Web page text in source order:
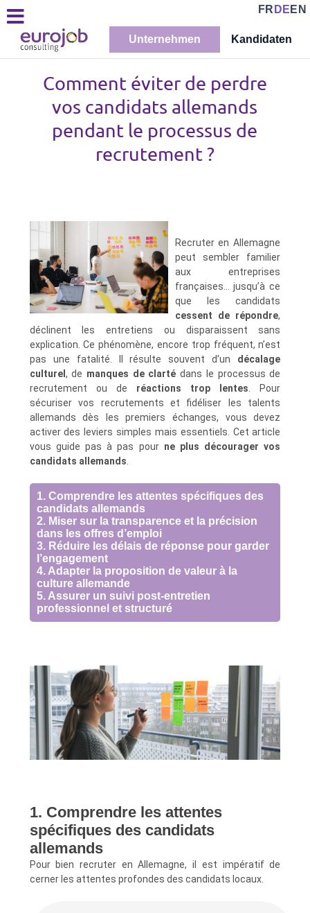
FR DE EN
Unternehmen Kandidaten
Comment éviter de perdre
vos candidats allemands
pendant le processus de
recrutement ?
Recruter en Allemagne
peut sembler familier
aux entreprises
françaises... jusqu’à ce
que les candidats
cessent de répondre,
déclinent les entretiens ou disparaissent sans
explication. Ce phénomène, encore trop fréquent, n’est
pas une fatalité. Il résulte souvent d’un décalage
culturel , de manques de clarté dans le processus de
recrutement ou de réactions trop lentes . Pour
sécuriser vos recrutements et fidéliser les talents
allemands dès les premiers échanges, vous devez
activer des leviers simples mais essentiels. Cet article
vous guide pas à pas pour ne plus décourager vos
candidats allemands
1. Comprendre les attentes spécifiques des
candidats allemands
2. Miser sur la transparence et la précision
dans les offres d’emploi
3. Réduire les délais de réponse pour garder
l’engagement
4. Adapter la proposition de valeur à la
culture allemande
5. Assurer un suivi post-entretien
professionnel et structuré
1. Comprendre les attentes
spécifiques des candidats
allemands
Pour bien recruter en Allemagne, il est impératif de
cerner les attentes profondes des candidats locaux.